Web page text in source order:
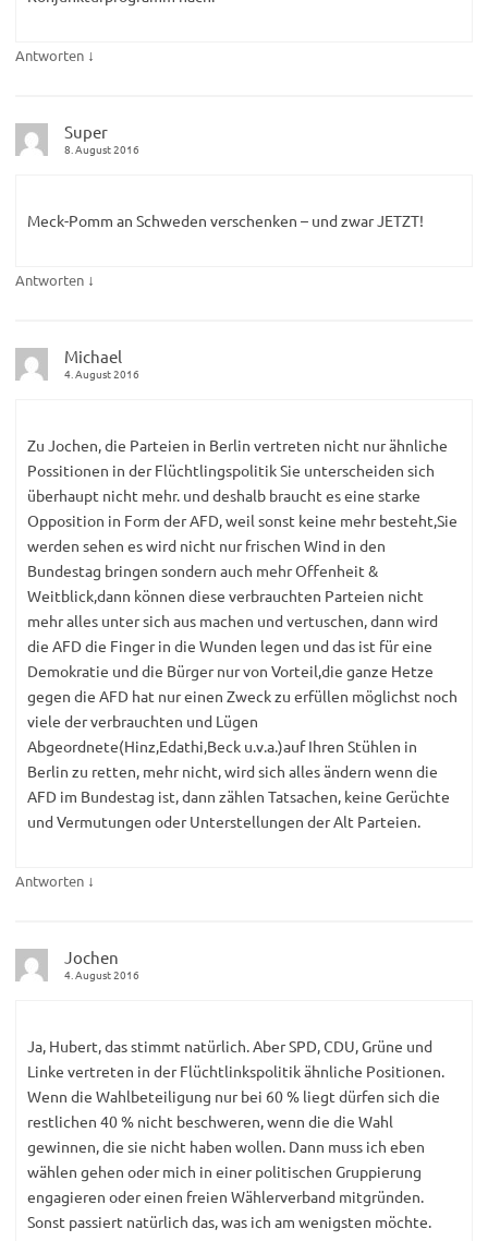
Antworten ↓
Super
8. August 2016
Meck-Pomm an Schweden verschenken – und zwar JETZT!
Antworten ↓
Michael
4. August 2016
Zu Jochen, die Parteien in Berlin vertreten nicht nur ähnliche
Possitionen in der Flüchtlingspolitik Sie unterscheiden sich
überhaupt nicht mehr. und deshalb braucht es eine starke
Opposition in Form der AFD, weil sonst keine mehr besteht,Sie
werden sehen es wird nicht nur frischen Wind in den
Bundestag bringen sondern auch mehr Offenheit &
Weitblick,dann können diese verbrauchten Parteien nicht
mehr alles unter sich aus machen und vertuschen, dann wird
die AFD die Finger in die Wunden legen und das ist für eine
Demokratie und die Bürger nur von Vorteil,die ganze Hetze
gegen die AFD hat nur einen Zweck zu erfüllen möglichst noch
viele der verbrauchten und Lügen
Abgeordnete(Hinz,Edathi,Beck u.v.a.)auf Ihren Stühlen in
Berlin zu retten, mehr nicht, wird sich alles ändern wenn die
AFD im Bundestag ist, dann zählen Tatsachen, keine Gerüchte
und Vermutungen oder Unterstellungen der Alt Parteien.
Antworten ↓
Jochen
4. August 2016
Ja, Hubert, das stimmt natürlich. Aber SPD, CDU, Grüne und
Linke vertreten in der Flüchtlinkspolitik ähnliche Positionen.
Wenn die Wahlbeteiligung nur bei 60 % liegt dürfen sich die
restlichen 40 % nicht beschweren, wenn die die Wahl
gewinnen, die sie nicht haben wollen. Dann muss ich eben
wählen gehen oder mich in einer politischen Gruppierung
engagieren oder einen freien Wählerverband mitgründen.
Sonst passiert natürlich das, was ich am wenigsten möchte.